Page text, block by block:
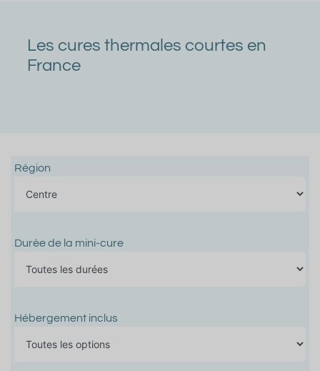
Les cures thermales courtes en
France
Région
Durée de la mini-cure
Hébergement inclus